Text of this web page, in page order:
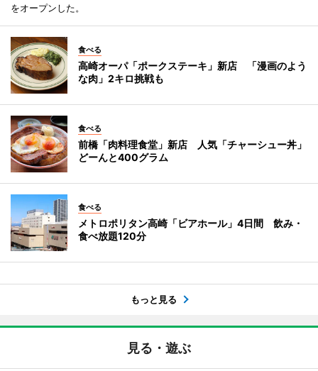
をオープンした。
食べる
高崎オーパ「ポークステーキ」新店 「漫画のよう
な肉」2キロ挑戦も
食べる
前橋「肉料理食堂」新店 人気「チャーシュー丼」
どーんと400グラム
食べる
メトロポリタン高崎「ビアホール」4日間 飲み・
食べ放題120分
もっと見る
見る・遊ぶ